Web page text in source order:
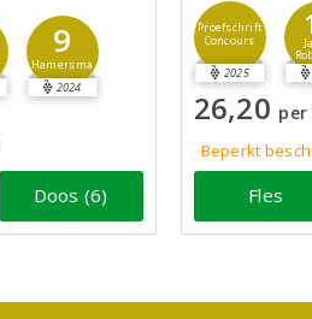
9
Hamersma
2024
Doos (6)
Proefschrift
Concours
2025
26,20
Beperkt
Fles